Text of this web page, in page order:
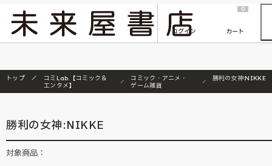
『ONE PIECE magazine 021 ONE PIECEカード付き同梱版』発売延期のご案内
ログイン
0
カート
トップ
コミLab.【コミック＆
エンタメ】
コミック・アニメ・
ゲーム雑貨
勝利の女神:NIKKE
勝利の女神:NIKKE
対象商品：